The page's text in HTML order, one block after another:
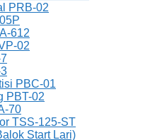
PRB-02
612
02
PBC-01
PBT-02
70
TSS-125-ST
Start Lari)